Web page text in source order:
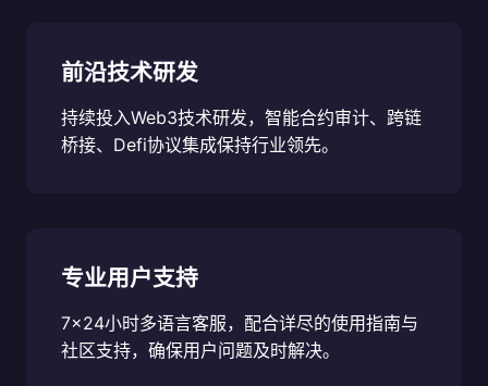
前沿技术研发
持续投入Web3技术研发，智能合约审计、跨链
桥接、Defi协议集成保持行业领先。
专业用户支持
7×24小时多语言客服，配合详尽的使用指南与
社区支持，确保用户问题及时解决。